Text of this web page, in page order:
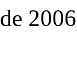
2006